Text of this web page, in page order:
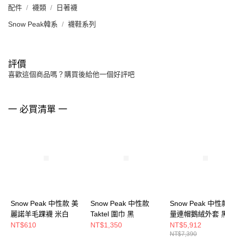
配件 襪類 日著襪
Snow Peak韓系 襪鞋系列
評價
喜歡這個商品嗎？購買後給他一個好評吧
一 必買清單 一
Snow Peak 中性款 美
麗諾羊毛踝襪 米白
NT$610
Snow Peak 中性款
Taktel 圍巾 黑
NT$1,350
Snow Peak 中性
量連帽鵝絨外套
NT$5,912
NT$7,390